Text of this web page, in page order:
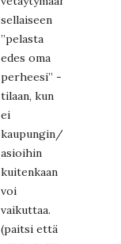
sellaiseen
”pelasta
edes oma
perheesi” -
tilaan, kun
ei
kaupungin/maan
asioihin
kuitenkaan
voi
vaikuttaa.
(paitsi että